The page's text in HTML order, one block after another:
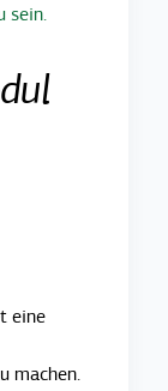
sein.
eine
machen.